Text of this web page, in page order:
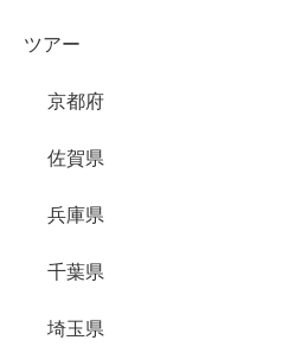
ツアー
京都府
佐賀県
兵庫県
千葉県
埼玉県